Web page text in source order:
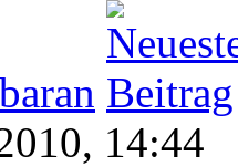
14:44